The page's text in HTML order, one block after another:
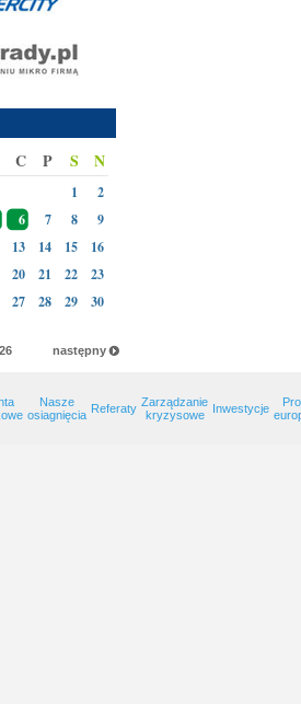
C P S N
1 2
6 7 8 9
13 14 15 16
20 21 22 23
27 28 29 30
następny
Nasze
osiagnięcia Referaty Zarządzanie
kryzysowe
Inwestycje